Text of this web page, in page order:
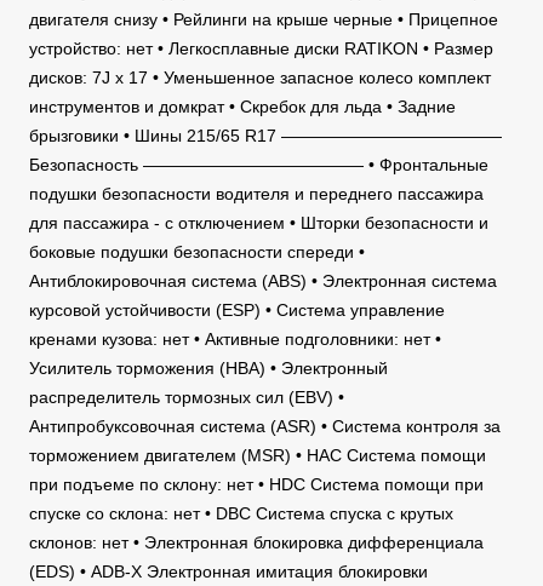
двигателя снизу • Рейлинги на крыше черные • Прицепное
устройство: нет • Легкосплавные диски RATIKON • Размер
дисков: 7J x 17 • Уменьшенное запасное колесо комплект
инструментов и домкрат • Скребок для льда • Задние
брызговики • Шины 215/65 R17 —————————————
Безопасность ————————————— • Фронтальные
подушки безопасности водителя и переднего пассажира
для пассажира - с отключением • Шторки безопасности и
боковые подушки безопасности спереди •
Антиблокировочная система (ABS) • Электронная система
курсовой устойчивости (ESP) • Система управление
кренами кузова: нет • Активные подголовники: нет •
Усилитель торможения (HBA) • Электронный
распределитель тормозных сил (EBV) •
Антипробуксовочная система (ASR) • Система контроля за
торможением двигателем (MSR) • HAC Система помощи
при подъеме по склону: нет • HDC Система помощи при
спуске со склона: нет • DBC Система спуска с крутых
склонов: нет • Электронная блокировка дифференциала
(EDS) • ADB-X Электронная имитация блокировки